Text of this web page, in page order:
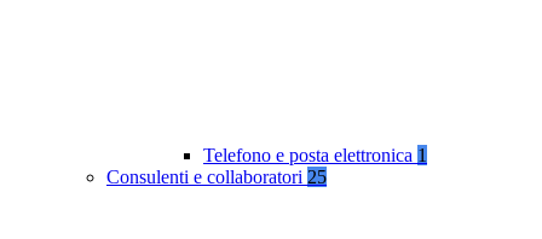
Telefono e posta elettronica 1
Consulenti e collaboratori 25